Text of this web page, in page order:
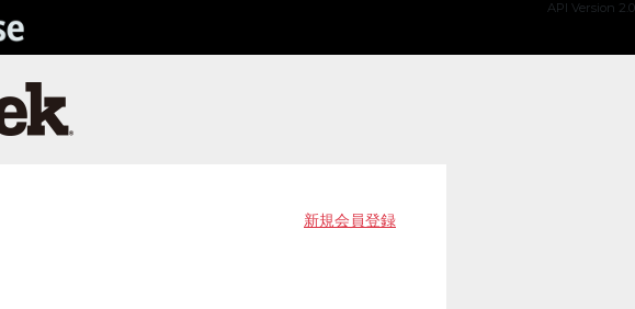
API Version 2.0
新規会員登録